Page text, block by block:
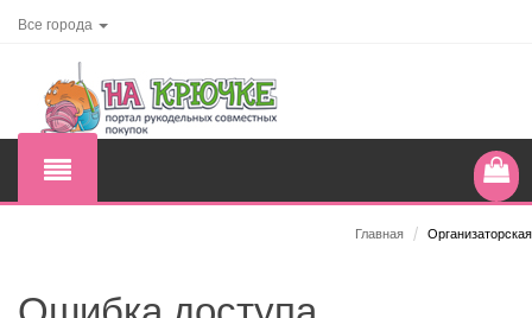
Все города
Главная / Организаторская